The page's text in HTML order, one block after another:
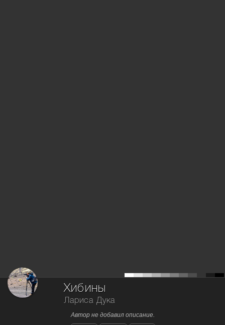
Хибины
Лариса Дука
Автор не добавил описание.